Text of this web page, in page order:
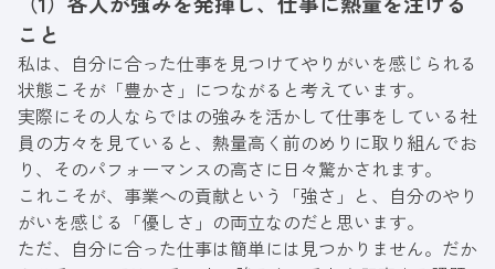
こと
私は、自分に合った仕事を見つけてやりがいを感じられる
状態こそが「豊かさ」につながると考えています。
実際にその人ならではの強みを活かして仕事をしている社
員の方々を見ていると、熱量高く前のめりに取り組んでお
り、そのパフォーマンスの高さに日々驚かされます。
これこそが、事業への貢献という「強さ」と、自分のやり
がいを感じる「優しさ」の両立なのだと思います。
ただ、自分に合った仕事は簡単には見つかりません。だか